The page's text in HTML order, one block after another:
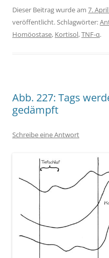
Dieser Beitrag wurde am 7.
veröffentlicht. Schlagwörter:
Homöostase, Kortisol,TNF-α.
Abb. 227: Tags
gedämpft
Schreibe eine Antwort